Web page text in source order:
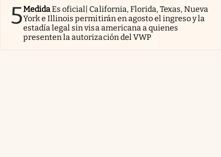
5MedidaEs oficial| California, Florida, Texas, Nueva
York e Illinois permitirán en agosto el ingreso y la
estadía legal sin visa americana a quienes
presenten la autorización del VWP